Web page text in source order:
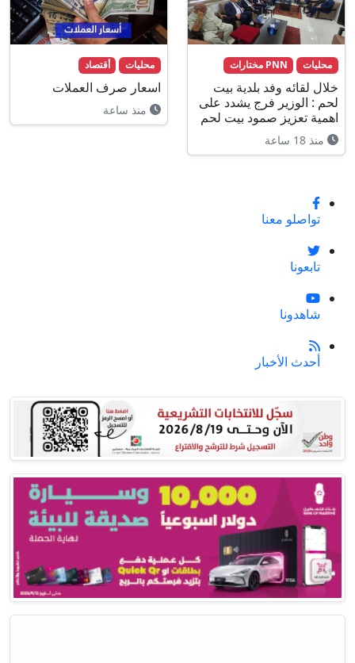
محليات PNN مختارات
خلال لقائه وفد بلدية بيت
لحم : الوزير فرج يشدد على
اهمية تعزيز صمود بيت لحم
منذ 18 ساعة
محليات أقتصاد
اسعار صرف العملات
منذ ساعة
تواصلو معنا
تابعونا
شاهدونا
أحدث الأخبار